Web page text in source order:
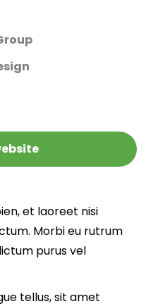
et laoreet nisi
Morbi eu rutrum
purus vel
tellus, sit amet